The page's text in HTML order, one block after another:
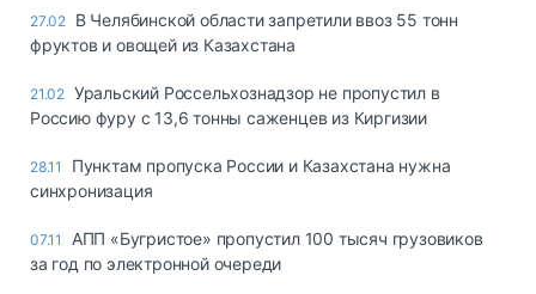
Топливо, масла и
автохимия
Дзен
27.02 В Челябинской области запретили ввоз 55 тонн
фруктов и овощей из Казахстана
21.02 Уральский Россельхознадзор не пропустил в
Россию фуру с 13,6 тонны саженцев из Киргизии
28.11
Пунктам пропуска России и Казахстана нужна
синхронизация
07.11
АПП «Бугристое» пропустил 100 тысяч грузовиков
за год по электронной очереди